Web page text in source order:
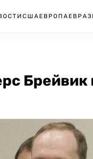
США ЕВРОПА
Брейвик